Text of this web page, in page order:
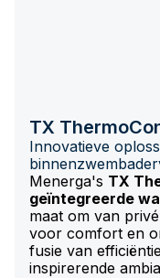
TX
Innovatieve
Menerga's TX
geïntegreerde
maat om van
voor comfort en
fusie van
inspirerende